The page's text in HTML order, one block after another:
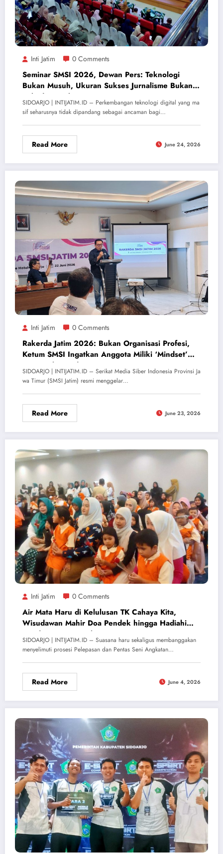
Inti Jatim 0 Comments
Seminar SMSI 2026, Dewan Pers: Teknologi
Bukan Musuh, Ukuran Sukses Jurnalisme Bukan
Sekadar Viral
SIDOARJO | INTIJATIM.ID – Perkembangan teknologi digital yang ma
sif seharusnya tidak dipandang sebagai ancaman bagi…
Read More June 24, 2026
Inti Jatim 0 Comments
Rakerda Jatim 2026: Bukan Organisasi Profesi,
Ketum SMSI Ingatkan Anggota Miliki ‘Mindset’
Pengusaha Media
SIDOARJO | INTIJATIM.ID – Serikat Media Siber Indonesia Provinsi Ja
wa Timur (SMSI Jatim) resmi menggelar…
Read More June 23, 2026
Inti Jatim 0 Comments
Air Mata Haru di Kelulusan TK Cahaya Kita,
Wisudawan Mahir Doa Pendek hingga Hadiahi
Bunda Mawar Merah
SIDOARJO | INTIJATIM.ID – Suasana haru sekaligus membanggakan
menyelimuti prosesi Pelepasan dan Pentas Seni Angkatan…
Read More June 4, 2026